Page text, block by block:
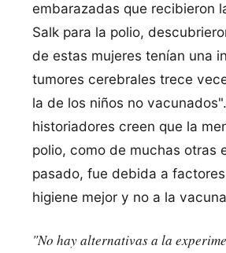
embarazadas que recibieron
Salk para la polio,
de estas mujeres tení­an una
tumores cerebrales trece
la de los niños no
historiadores creen que la
polio, como de muchas otras
pasado, fue debida a
higiene mejor y no a la
"No hay alternativas a la